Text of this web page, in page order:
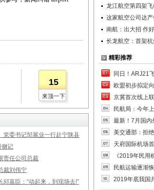
15
来顶一下
党委书记邹展业一行赴宁陕县
侧记
责任公司总裁
裁刘伟宁
嘉臣：“动起来，到现场去!”
龙江航空第四架
这家航空公司达
南航：出大招 作
长龙航空：首架
精彩推荐
同日！ARJ21
欧盟初步拟定
京冀首次线上
民航局：今年
最新！7月国内
美交通部：拒
天府国际机场
《2019年民
民航运输逐渐
2019年底我国